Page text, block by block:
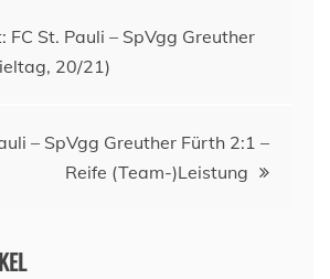
FC St. Pauli – SpVgg Greuther
20/21)
– SpVgg Greuther Fürth 2:1 –
Reife (Team-)Leistung